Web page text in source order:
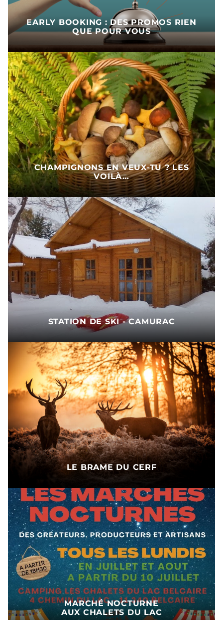
EARLY BOOKING : DES PROMOS RIEN
QUE POUR VOUS
CHAMPIGNONS EN VEUX-TU ? LES
VOILÀ…
STATION DE SKI - CAMURAC
LE BRAME DU CERF
MARCHÉ NOCTURNE
AUX CHALETS DU LAC